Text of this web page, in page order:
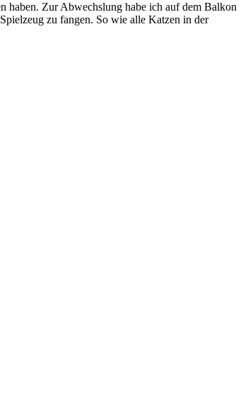
haben. Zur Abwechslung habe ich auf dem Balkon
zu fangen. So wie alle Katzen in der